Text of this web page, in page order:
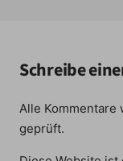
Schreibe
Alle Kommentare
geprüft.